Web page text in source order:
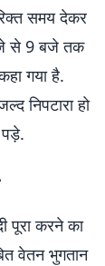
समय देकर
से 9 बजे तक
गया है.
निपटारा हो
पूरा करने का
वेतन भुगतान